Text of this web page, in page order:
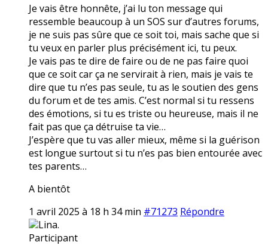
Je vais être honnête, j’ai lu ton message qui
ressemble beaucoup à un SOS sur d’autres forums,
je ne suis pas sûre que ce soit toi, mais sache que si
tu veux en parler plus précisément ici, tu peux.
Je vais pas te dire de faire ou de ne pas faire quoi
que ce soit car ça ne servirait à rien, mais je vais te
dire que tu n’es pas seule, tu as le soutien des gens
du forum et de tes amis. C’est normal si tu ressens
des émotions, si tu es triste ou heureuse, mais il ne
fait pas que ça détruise ta vie…
J’espère que tu vas aller mieux, même si la guérison
est longue surtout si tu n’es pas bien entourée avec
tes parents…
A bientôt
1 avril 2025 à 18 h 34 min #71273 Répondre
Lina.
Participant